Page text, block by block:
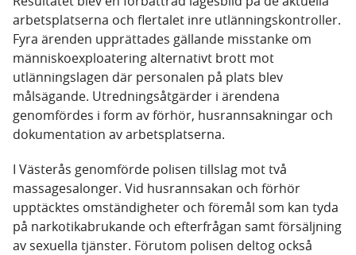
arbetsplatserna och flertalet inre utlänningskontroller.
Fyra ärenden upprättades gällande misstanke om
människoexploatering alternativt brott mot
utlänningslagen där personalen på plats blev
målsägande. Utredningsåtgärder i ärendena
genomfördes i form av förhör, husrannsakningar och
dokumentation av arbetsplatserna.
I Västerås genomförde polisen tillslag mot två
massagesalonger. Vid husrannsakan och förhör
upptäcktes omständigheter och föremål som kan tyda
på narkotikabrukande och efterfrågan samt försäljning
av sexuella tjänster. Förutom polisen deltog också